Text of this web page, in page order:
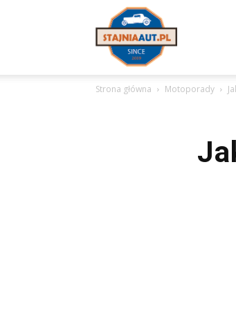
Stajniaaut.pl
Strona główna Motoporady